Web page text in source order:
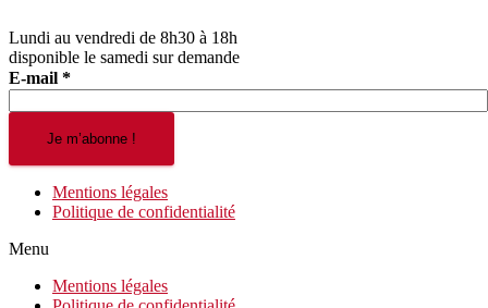
Lundi au vendredi de 8h30 à 18h
disponible le samedi sur demande
E-mail *
Mentions légales
Politique de confidentialité
Menu
Mentions légales